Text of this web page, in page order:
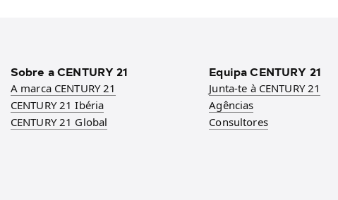
Sobre a CENTURY 21
A marca CENTURY 21
CENTURY 21 Ibéria
CENTURY 21 Global
Equipa CENTURY 21
Junta-te à CENTURY 21
Agências
Consultores